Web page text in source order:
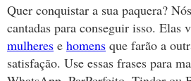
Quer conquistar a sua paquera?
cantadas para conseguir isso. Elas
mulheres e homens que farão a
satisfação. Use essas frases para